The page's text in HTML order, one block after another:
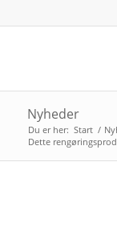
Nyheder
Du er her: Start /
Dette